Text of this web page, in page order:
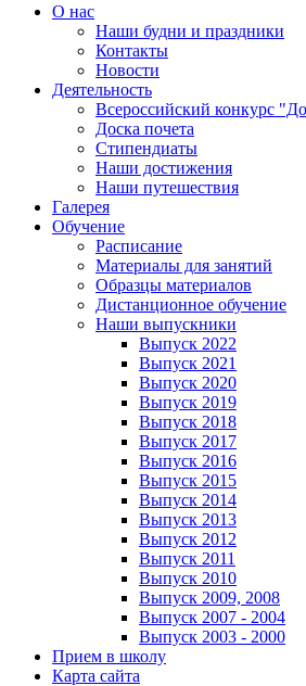
О нас
Наши будни и праздники
Контакты
Новости
Деятельность
Всероссийский конкурс
Доска почета
Стипендиаты
Наши достижения
Наши путешествия
Галерея
Обучение
Расписание
Материалы для занятий
Образцы материалов
Дистанционное обучение
Наши выпускники
Выпуск 2022
Выпуск 2021
Выпуск 2020
Выпуск 2019
Выпуск 2018
Выпуск 2017
Выпуск 2016
Выпуск 2015
Выпуск 2014
Выпуск 2013
Выпуск 2012
Выпуск 2011
Выпуск 2010
Выпуск 2009, 2008
Выпуск 2007 - 2004
Выпуск 2003 - 2000
Прием в школу
Карта сайта